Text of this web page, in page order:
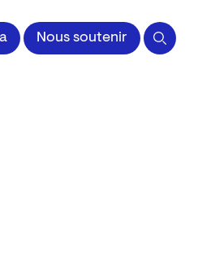
Nous soutenir